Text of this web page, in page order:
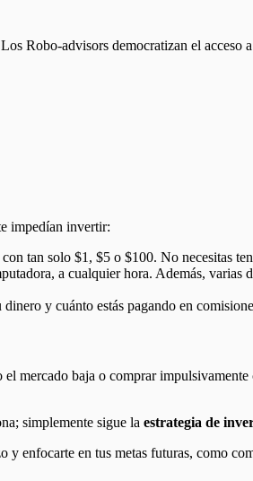
Robo-advisors democratizan el acceso
impedían invertir:
tan solo $1, $5 o $100. No necesitas
a cualquier hora. Además, varias
y cuánto estás pagando en
mercado baja o comprar
simplemente sigue la estrategia de
enfocarte en tus metas futuras, como